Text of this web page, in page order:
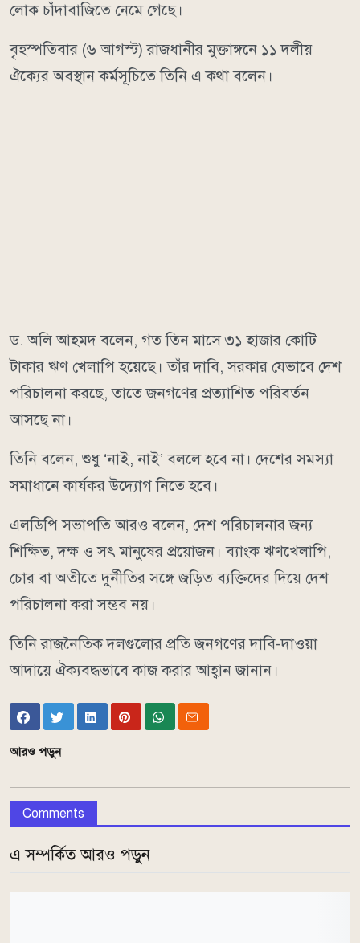
লোক চাঁদাবাজিতে নেমে গেছে।
বৃহস্পতিবার (৬ আগস্ট) রাজধানীর মুক্তাঙ্গনে ১১ দলীয়
ঐক্যের অবস্থান কর্মসূচিতে তিনি এ কথা বলেন।
ড. অলি আহমদ বলেন, গত তিন মাসে ৩১ হাজার কোটি
টাকার ঋণ খেলাপি হয়েছে। তাঁর দাবি, সরকার যেভাবে দেশ
পরিচালনা করছে, তাতে জনগণের প্রত্যাশিত পরিবর্তন
আসছে না।
তিনি বলেন, শুধু ‘নাই, নাই’ বললে হবে না। দেশের সমস্যা
সমাধানে কার্যকর উদ্যোগ নিতে হবে।
এলডিপি সভাপতি আরও বলেন, দেশ পরিচালনার জন্য
শিক্ষিত, দক্ষ ও সৎ মানুষের প্রয়োজন। ব্যাংক ঋণখেলাপি,
চোর বা অতীতে দুর্নীতির সঙ্গে জড়িত ব্যক্তিদের দিয়ে দেশ
পরিচালনা করা সম্ভব নয়।
তিনি রাজনৈতিক দলগুলোর প্রতি জনগণের দাবি-দাওয়া
আদায়ে ঐক্যবদ্ধভাবে কাজ করার আহ্বান জানান।
আরও পড়ুন
Comments
এ সম্পর্কিত আরও পড়ুন